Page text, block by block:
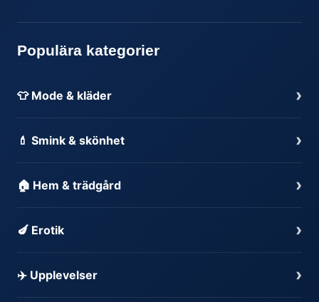
Populära kategorier
👕 Mode & kläder ›
💄 Smink & skönhet ›
🏠 Hem & trädgård ›
🍆 Erotik ›
✈️ Upplevelser ›